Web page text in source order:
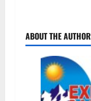
o
ABOUT THE AUTHOR